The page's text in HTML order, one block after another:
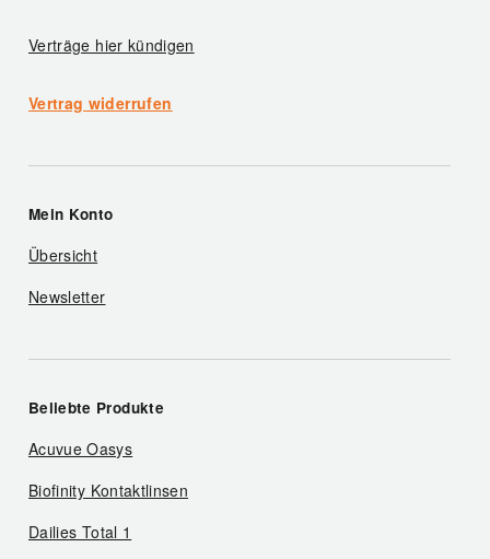
Verträge hier kündigen
Vertrag widerrufen
Mein Konto
Übersicht
Newsletter
Beliebte Produkte
Acuvue Oasys
Biofinity Kontaktlinsen
Dailies Total 1